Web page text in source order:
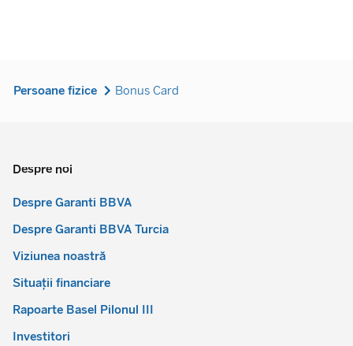
Persoane fizice Bonus Card
Despre noi
Despre Garanti BBVA
Despre Garanti BBVA Turcia
Viziunea noastră
Situații financiare
Rapoarte Basel Pilonul III
Investitori